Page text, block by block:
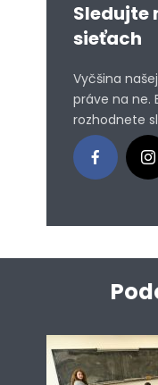
Sledujte
sieťach
Vyčšina
práve na ne.
rozhodnete